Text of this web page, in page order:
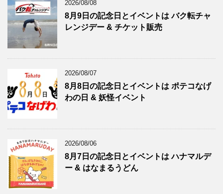
2026/08/08
8月9日の記念日とイベントは バク転チャ
レンジデー & チケット販売
2026/08/07
8月8日の記念日とイベントは ポテコなげ
わの日 & 妖怪イベント
2026/08/06
8月7日の記念日とイベントは ハナマルデ
ー & はなまるうどん